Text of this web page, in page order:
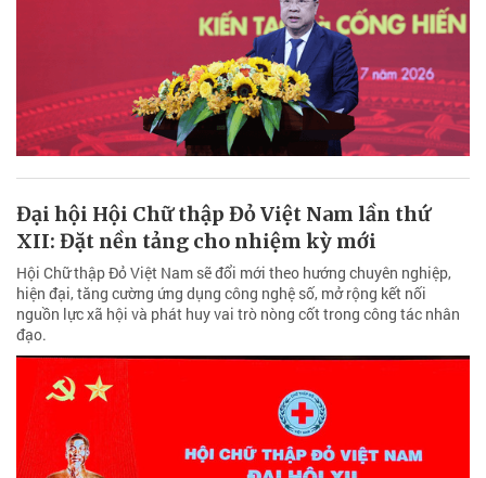
Đại hội Hội Chữ thập Đỏ Việt Nam lần thứ
XII: Đặt nền tảng cho nhiệm kỳ mới
Hội Chữ thập Đỏ Việt Nam sẽ đổi mới theo hướng chuyên nghiệp,
hiện đại, tăng cường ứng dụng công nghệ số, mở rộng kết nối
nguồn lực xã hội và phát huy vai trò nòng cốt trong công tác nhân
đạo.